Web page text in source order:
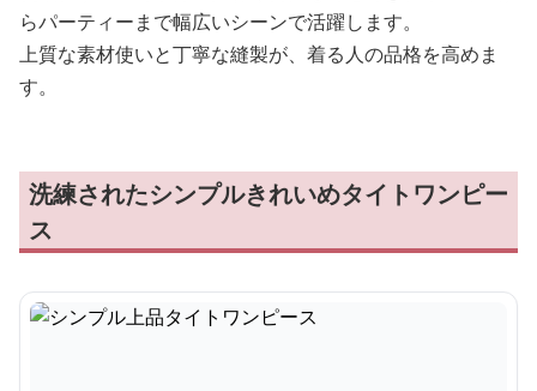
らパーティーまで幅広いシーンで活躍します。
上質な素材使いと丁寧な縫製が、着る人の品格を高めま
す。
洗練されたシンプルきれいめタイトワンピー
ス